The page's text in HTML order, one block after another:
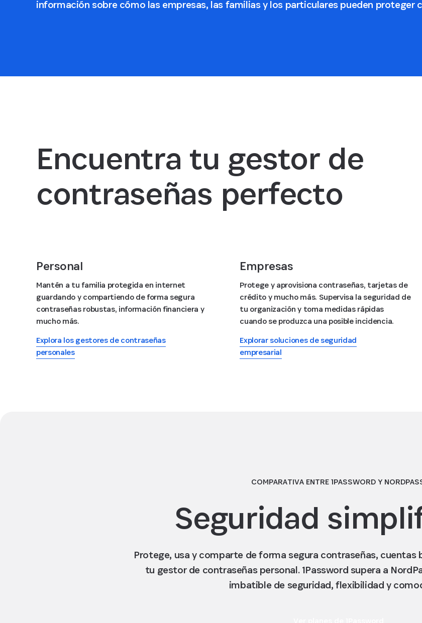
información sobre cómo las empresas, las familias y los particulares pueden proteger
Encuentra tu gestor de
contraseñas perfecto
Personal
Mantén a tu familia protegida en internet
guardando y compartiendo de forma segura
contraseñas robustas, información financiera y
mucho más.
Explora los gestores de contraseñas
personales
Empresas
Protege y aprovisiona contraseñas, tarjetas de
crédito y mucho más. Supervisa la seguridad de
tu organización y toma medidas rápidas
cuando se produzca una posible incidencia.
Explorar soluciones de seguridad
empresarial
COMPARATIVA ENTRE 1PASSWORD Y
Seguridad
Protege, usa y comparte de forma segura contraseñas, cuentas
tu gestor de contraseñas personal. 1Password supera a
imbatible de seguridad, flexibilidad y